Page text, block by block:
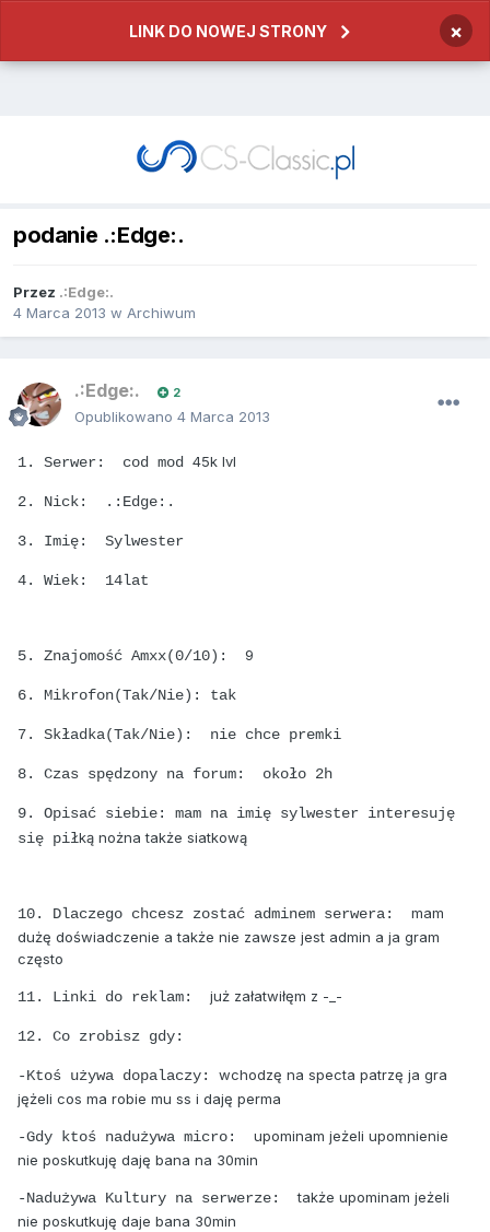
LINK DO NOWEJ STRONY ×
podanie .:Edge:.
Przez .:Edge:.
4 Marca 2013 w Archiwum
.:Edge:. 2
Opublikowano 4 Marca 2013
1. Serwer: cod mod 45k lvl
2. Nick: .:Edge:.
3. Imię: Sylwester
4. Wiek: 14lat
5. Znajomość Amxx(0/10): 9
6. Mikrofon(Tak/Nie): tak
7. Składka(Tak/Nie): nie chce premki
8. Czas spędzony na forum: około 2h
9. Opisać siebie: mam na imię sylwester interesuję
się piłką nożna także siatkową
10. Dlaczego chcesz zostać adminem serwera: mam
dużę doświadczenie a także nie zawsze jest admin a ja gram
często
11. Linki do reklam: już załatwiłęm z -_-
12. Co zrobisz gdy:
-Ktoś używa dopalaczy: wchodzę na specta patrzę ja gra
jężeli cos ma robie mu ss i daję perma
-Gdy ktoś nadużywa micro: upominam jeżeli upomnienie
nie poskutkuję daję bana na 30min
-Nadużywa Kultury na serwerze:także upominam jeżeli
nie poskutkuję daje bana 30min